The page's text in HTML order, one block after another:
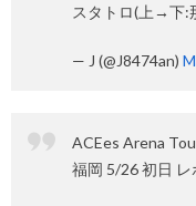
スタトロ(上→下:
— J (@J8474an)
ACEes Arena
福岡 5/26 初日 レ